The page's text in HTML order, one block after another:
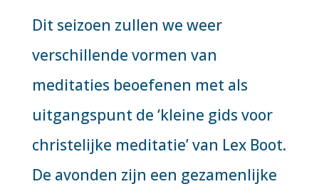
Dit seizoen zullen we weer
verschillende vormen van
meditaties beoefenen met als
uitgangspunt de ‘kleine gids voor
christelijke meditatie’ van Lex Boot.
De avonden zijn een gezamenlijke